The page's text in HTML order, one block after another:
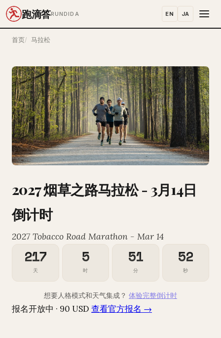
跑滴答RUNDIDA EN JA
首页 马拉松
2027 烟草之路马拉松 - 3月14日
倒计时
2027 Tobacco Road Marathon - Mar 14
217
天
5
时
51
分
51
秒
想要人格模式和天气集成？ 体验完整倒计时
报名开放中 · 90 USD 查看官方报名 →